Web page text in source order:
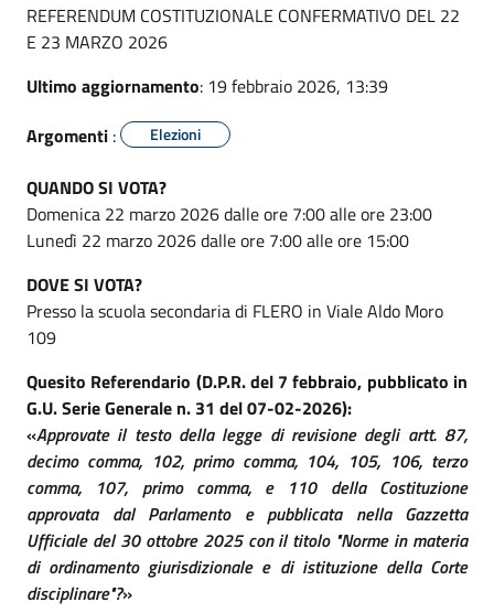
REFERENDUM COSTITUZIONALE CONFERMATIVO DEL 22
E 23 MARZO 2026
Ultimo aggiornamento: 19 febbraio 2026, 13:39
Argomenti : Elezioni
QUANDO SI VOTA?
Domenica 22 marzo 2026 dalle ore 7:00 alle ore 23:00
Lunedì 22 marzo 2026 dalle ore 7:00 alle ore 15:00
DOVE SI VOTA?
Presso la scuola secondaria di FLERO in Viale Aldo Moro
109
Quesito Referendario (D.P.R. del 7 febbraio, pubblicato in
G.U. Serie Generale n. 31 del 07-02-2026):
«Approvate il testo della legge di revisione degli artt. 87,
decimo comma, 102, primo comma, 104, 105, 106, terzo
comma, 107, primo comma, e 110 della Costituzione
approvata dal Parlamento e pubblicata nella Gazzetta
Ufficiale del 30 ottobre 2025 con il titolo "Norme in materia
di ordinamento giurisdizionale e di istituzione della Corte
disciplinare"?»